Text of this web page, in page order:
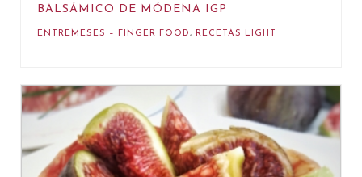
BALSÁMICO DE MÓDENA IGP
ENTREMESES – FINGER FOOD, RECETAS LIGHT